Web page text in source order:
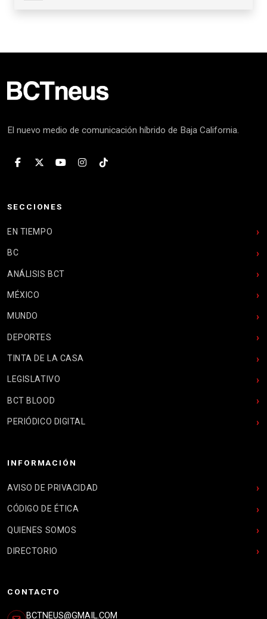
El nuevo medio de comunicación híbrido de Baja California.
SECCIONES
EN TIEMPO
BC
ANÁLISIS BCT
MÉXICO
MUNDO
DEPORTES
TINTA DE LA CASA
LEGISLATIVO
BCT BLOOD
PERIÓDICO DIGITAL
INFORMACIÓN
AVISO DE PRIVACIDAD
CÓDIGO DE ÉTICA
QUIENES SOMOS
DIRECTORIO
CONTACTO
BCTNEUS@GMAIL.COM